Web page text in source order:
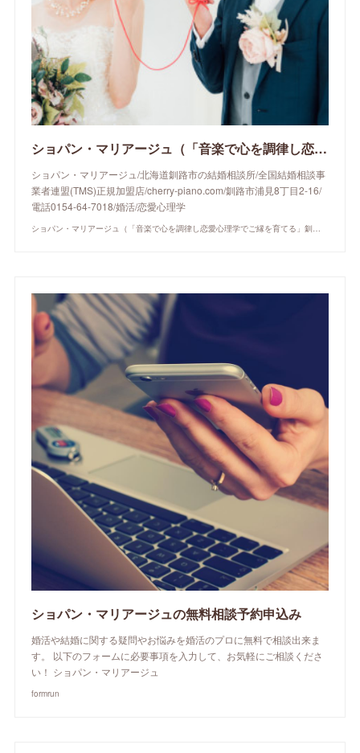
ショパン・マリアージュ（「音楽で心を調律し恋愛心理学でご縁を育てる」釧路市の結婚相談所）/ 全国結婚相談事業者連盟正規加盟店 / cherry-piano.com
ショパン・マリアージュ/北海道釧路市の結婚相談所/全国結婚相談事
業者連盟(TMS)正規加盟店/cherry-piano.com/釧路市浦見8丁目2-16/
電話0154-64-7018/婚活/恋愛心理学
ショパン・マリアージュ（「音楽で心を調律し恋愛心理学でご縁を育てる」釧路市の結婚相談所）/ 全国結婚相談事業者連盟正規加盟店 / cherry-piano.com
ショパン・マリアージュの無料相談予約申込み
婚活や結婚に関する疑問やお悩みを婚活のプロに無料で相談出来ま
す。 以下のフォームに必要事項を入力して、お気軽にご相談くださ
い！ ショパン・マリアージュ
formrun